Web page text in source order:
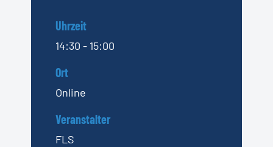
Uhrzeit
14:30 - 15:00
Ort
Online
Veranstalter
FLS